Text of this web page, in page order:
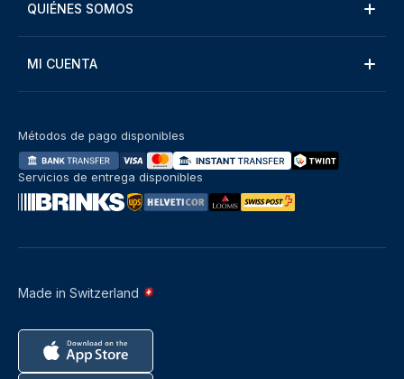
QUIÉNES SOMOS
MI CUENTA
Made in Switzerland
Métodos de pago disponibles
Servicios de entrega disponibles